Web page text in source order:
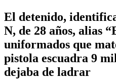
El detenido,
N, de 28 años, alias
uniformados que
pistola escuadra 9
dejaba de ladrar